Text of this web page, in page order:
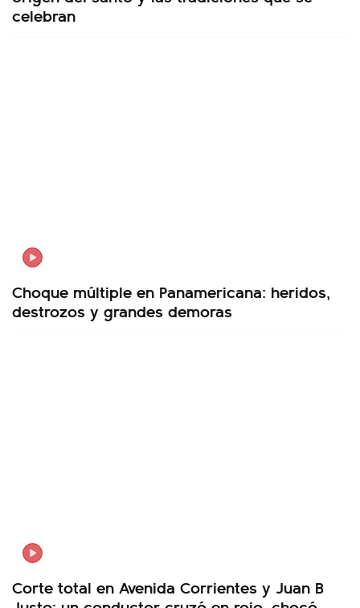
celebran
Choque múltiple en Panamericana: heridos,
destrozos y grandes demoras
Corte total en Avenida Corrientes y Juan B